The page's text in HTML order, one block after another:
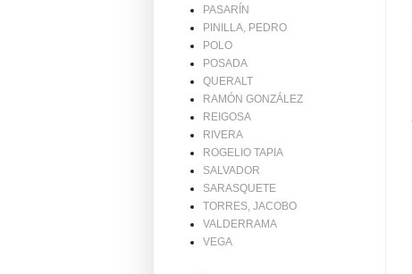
PASARÍN
PINILLA, PEDRO
POLO
POSADA
QUERALT
RAMÓN GONZÁLEZ
REIGOSA
RIVERA
ROGELIO TAPIA
SALVADOR
SARASQUETE
TORRES, JACOBO
VALDERRAMA
VEGA